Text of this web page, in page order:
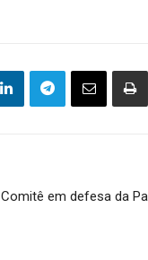
Comitê em defesa da